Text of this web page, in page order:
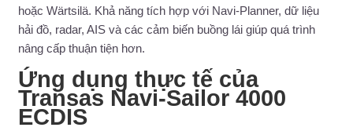
hoặc Wärtsilä. Khả năng tích hợp với Navi-Planner, dữ liệu
hải đồ, radar, AIS và các cảm biến buồng lái giúp quá trình
nâng cấp thuận tiện hơn.
Ứng dụng thực tế của
Transas Navi-Sailor 4000
ECDIS